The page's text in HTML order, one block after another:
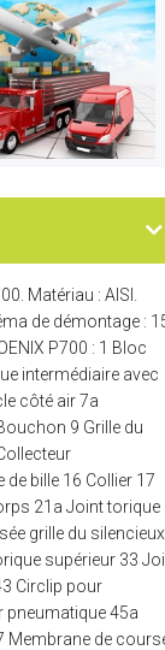
Matériau : AISI.
de démontage :
P700 : 1 Bloc
intermédiaire avec
côté air 7a
9 Grille du
de bille 16 Collier 17
21a Joint torique
grille du silencieux
supérieur 33
Circlip pour
pneumatique 45a
Membrane de